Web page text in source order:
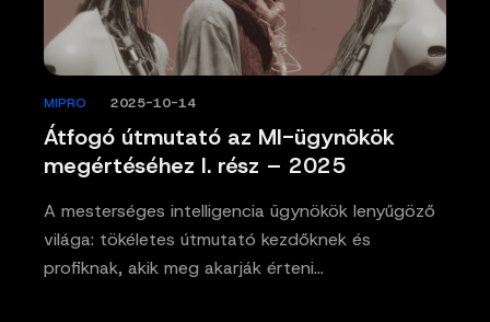
Átfogó útmutató az MI-ügynökök
megértéséhez I. rész – 2025
MIPRO 2025-10-14
A mesterséges intelligencia ügynökök lenyűgöző
világa: tökéletes útmutató kezdőknek és
profiknak, akik meg akarják érteni…